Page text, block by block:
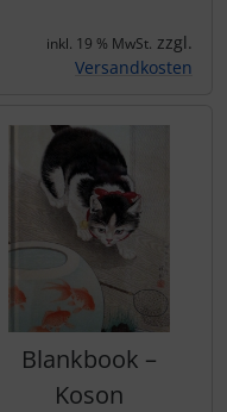
inkl. 19 % MwSt. zzgl.
Versandkosten
Blankbook –
Koson